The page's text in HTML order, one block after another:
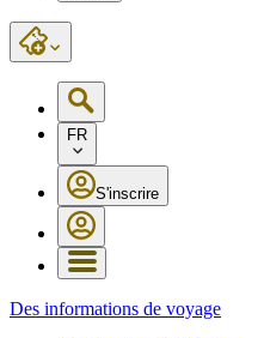
FR
S'inscrire
Des informations de voyage